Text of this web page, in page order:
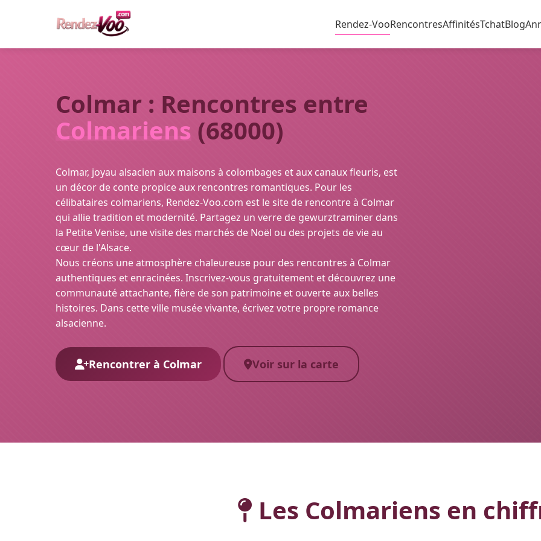
Rendez-VooRencontresAffinitésTchatBlog
Colmar : Rencontres entre
Colmariens (68000)
Colmar, joyau alsacien aux maisons à colombages et aux canaux fleuris, est
un décor de conte propice aux rencontres romantiques. Pour les
célibataires colmariens, Rendez-Voo.com est le site de rencontre à Colmar
qui allie tradition et modernité. Partagez un verre de gewurztraminer dans
la Petite Venise, une visite des marchés de Noël ou des projets de vie au
cœur de l'Alsace.
Nous créons une atmosphère chaleureuse pour des rencontres à Colmar
authentiques et enracinées. Inscrivez-vous gratuitement et découvrez une
communauté attachante, fière de son patrimoine et ouverte aux belles
histoires. Dans cette ville musée vivante, écrivez votre propre romance
alsacienne.
Rencontrer à Colmar Voir sur la carte
Les Colmariens en